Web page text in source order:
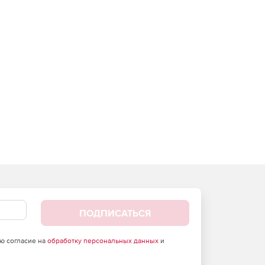
ПОДПИСАТЬСЯ
согласие на обработку персональных данныхи